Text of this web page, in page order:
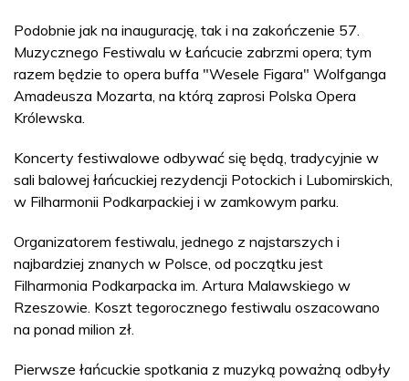
Podobnie jak na inaugurację, tak i na zakończenie 57.
Muzycznego Festiwalu w Łańcucie zabrzmi opera; tym
razem będzie to opera buffa "Wesele Figara" Wolfganga
Amadeusza Mozarta, na którą zaprosi Polska Opera
Królewska.
Koncerty festiwalowe odbywać się będą, tradycyjnie w
sali balowej łańcuckiej rezydencji Potockich i Lubomirskich,
w Filharmonii Podkarpackiej i w zamkowym parku.
Organizatorem festiwalu, jednego z najstarszych i
najbardziej znanych w Polsce, od początku jest
Filharmonia Podkarpacka im. Artura Malawskiego w
Rzeszowie. Koszt tegorocznego festiwalu oszacowano
na ponad milion zł.
Pierwsze łańcuckie spotkania z muzyką poważną odbyły